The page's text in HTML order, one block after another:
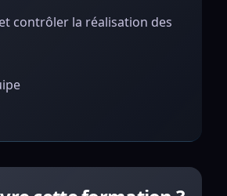
contrôler la réalisation des